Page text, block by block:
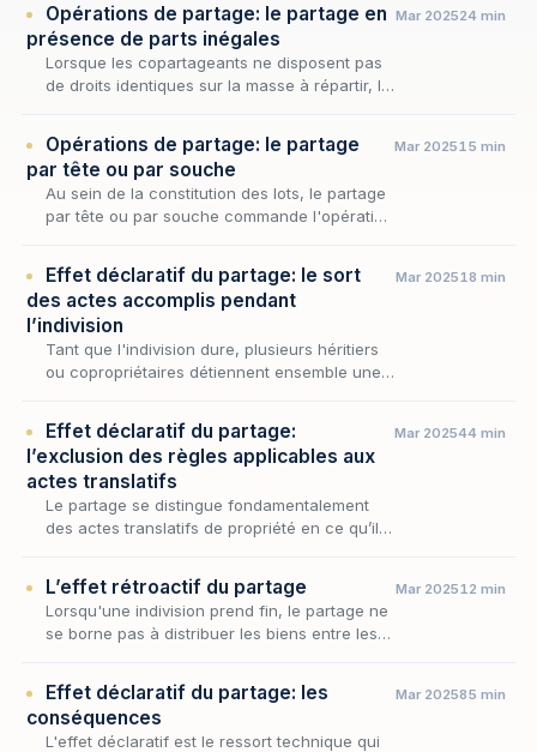
Opérations de partage: le partage en
présence de parts inégales
Lorsque les copartageants ne disposent pas
de droits identiques sur la masse à répartir, la
Mar 202524 min
Opérations de partage: le partage
par tête ou par souche
Au sein de la constitution des lots, le partage
par tête ou par souche commande l'opération
re…
Mar 202515 min
Effet déclaratif du partage: le sort
des actes accomplis pendant
l’indivision
Tant que l'indivision dure, plusieurs héritiers
ou copropriétaires détiennent ensemble une
partag…
Mar 202518 min
Effet déclaratif du partage:
l’exclusion des règles applicables aux
actes translatifs
Le partage se distingue fondamentalement
des actes translatifs de propriété en ce qu’il
l’attr…
Mar 202544 min
L’effet rétroactif du partage
Lorsqu'une indivision prend fin, le partage ne
se borne pas à distribuer les biens entre les
Mar 202512 min
Effet déclaratif du partage: les
conséquences
L'effet déclaratif est le ressort technique qui
Mar 202585 min